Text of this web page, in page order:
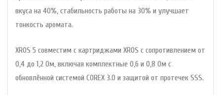
вкуса на 40%, стабильность работы на 30% и улучшает
тонкость аромата.
XROS 5 совместим с картриджами XROS с сопротивлением от
0,4 до 1,2 Ом, включая комплектные 0,6 и 0,8 Ом с
обновлённой системой COREX 3.0 и защитой от протечек SSS.